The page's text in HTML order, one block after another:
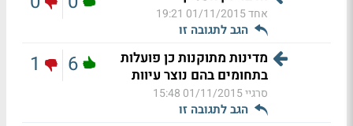
אחד01/11/2015 19:21
הגב לתגובה זו
מדינות מתוקנות כן פועלות
בתחומים בהם נוצר עיוות
סרגיי01/11/2015 15:48
הגב לתגובה זו
6
1